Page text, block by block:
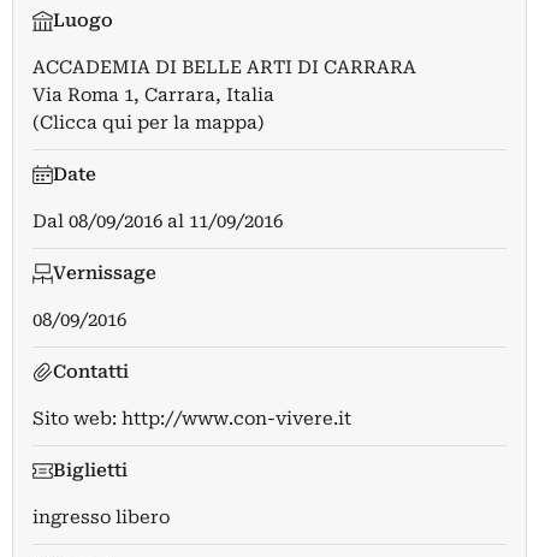
Luogo
ACCADEMIA DI BELLE ARTI DI CARRARA
Via Roma 1, Carrara, Italia
(Clicca qui per la mappa)
Date
Dal 08/09/2016 al 11/09/2016
Vernissage
08/09/2016
Contatti
Sito web: http://www.con-vivere.it
Biglietti
ingresso libero